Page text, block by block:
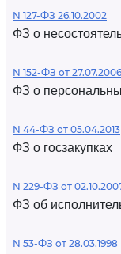
N 127-ФЗ 26.10.2002
ФЗ о
N 152-ФЗ от 27.07.2006
ФЗ о
N 44-ФЗ от 05.04.2013
ФЗ о госзакупках
N 229-ФЗ от
ФЗ об
N 53-ФЗ от 28.03.1998